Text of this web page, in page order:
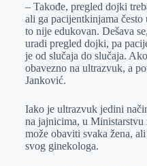
– Takođe, pregled dojki
ali ga pacijentkinjama
to nije edukovan. Dešava
uradi pregled dojki, pa
je od slučaja do slučaja.
obavezno na ultrazvuk, a
Janković.
Iako je ultrazvuk jedini
na jajnicima, u Ministarstvu
može obaviti svaka žena,
svog ginekologa.